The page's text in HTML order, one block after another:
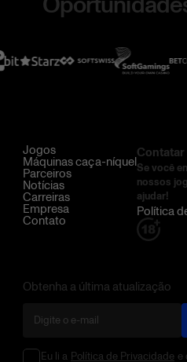
Jogos
Máquinas caça-níquel
Parceiros
Notícias
Carreiras
Empresa
Contato
Se você
nossos
ajudar!
Política
Obtenha a última atualização
Eu li a Política de Privacidade e